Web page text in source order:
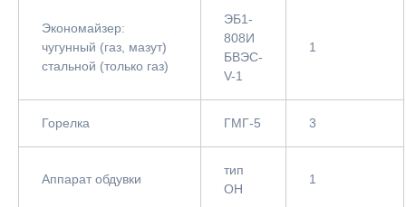
Экономайзер:
чугунный (газ, мазут)
стальной (только газ)
ЭБ1-
808И
БВЭС-
V-1
1
Горелка ГМГ-5 3
Аппарат обдувки
тип
ОН
1